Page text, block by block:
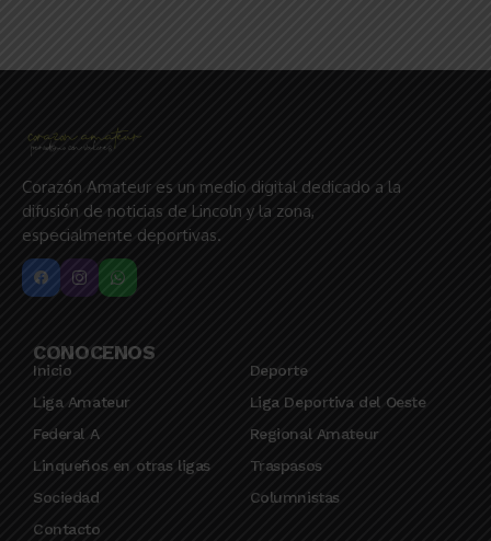
Corazón Amateur es un medio digital dedicado a la
difusión de noticias de Lincoln y la zona,
especialmente deportivas.
CONOCENOS
Inicio
Deporte
Liga Amateur
Liga Deportiva del Oeste
Federal A
Regional Amateur
Linqueños en otras ligas
Traspasos
Sociedad
Columnistas
Contacto